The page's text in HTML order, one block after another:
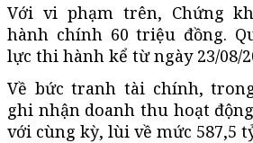
Với vi phạm trên, Chứng
hành chính 60 triệu đồng.
lực thi hành kể từ ngày 23/08/
Về bức tranh tài chính, trong
ghi nhận doanh thu hoạt
với cùng kỳ, lùi về mức 587,5